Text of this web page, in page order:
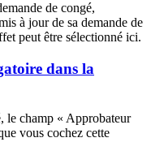
de congé,
à jour de sa demande de
peut être sélectionné ici.
dans la
le champ « Approbateur
vous cochez cette